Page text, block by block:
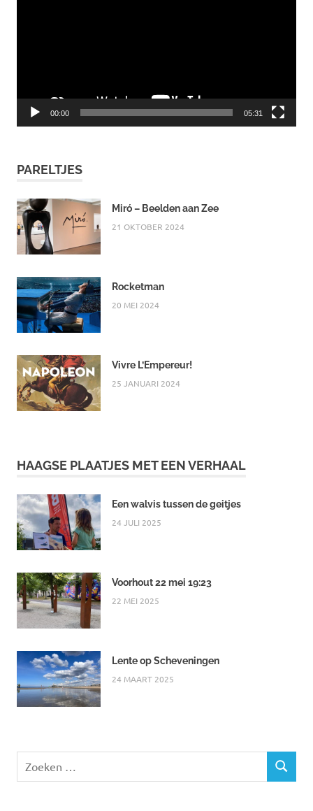
00:00 05:31
PARELTJES
Miró – Beelden aan Zee
21 OKTOBER 2024
Rocketman
20 MEI 2024
Vivre L’Empereur!
25 JANUARI 2024
HAAGSE PLAATJES MET EEN VERHAAL
Een walvis tussen de geitjes
24 JULI 2025
Voorhout 22 mei 19:23
22 MEI 2025
Lente op Scheveningen
24 MAART 2025
Zoeken
ZOEKEN